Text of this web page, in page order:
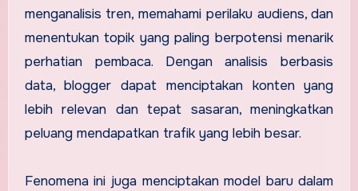
menganalisis tren, memahami perilaku audiens, dan
menentukan topik yang paling berpotensi menarik
perhatian pembaca. Dengan analisis berbasis
data, blogger dapat menciptakan konten yang
lebih relevan dan tepat sasaran, meningkatkan
peluang mendapatkan trafik yang lebih besar.
Fenomena ini juga menciptakan model baru dalam